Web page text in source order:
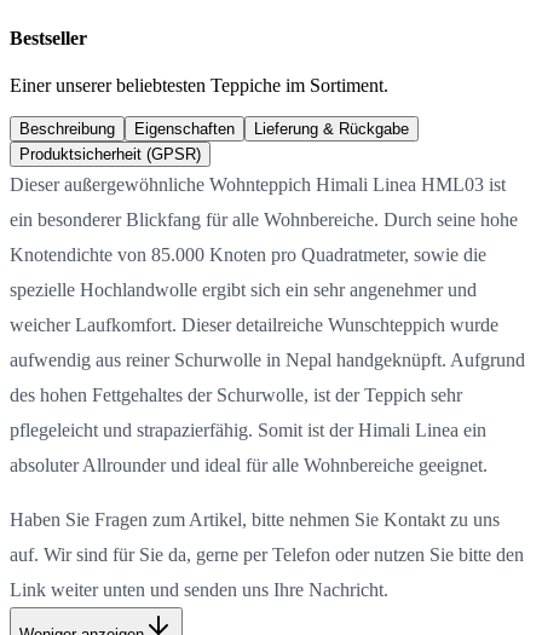
Bestseller
Einer unserer beliebtesten Teppiche im Sortiment.
Beschreibung Eigenschaften
Lieferung & Rückgabe
Produktsicherheit (GPSR)
Dieser außergewöhnliche Wohnteppich Himali Linea HML03 ist
ein besonderer Blickfang für alle Wohnbereiche. Durch seine hohe
Knotendichte von 85.000 Knoten pro Quadratmeter, sowie die
spezielle Hochlandwolle ergibt sich ein sehr angenehmer und
weicher Laufkomfort. Dieser detailreiche Wunschteppich wurde
aufwendig aus reiner Schurwolle in Nepal handgeknüpft. Aufgrund
des hohen Fettgehaltes der Schurwolle, ist der Teppich sehr
pflegeleicht und strapazierfähig. Somit ist der Himali Linea ein
absoluter Allrounder und ideal für alle Wohnbereiche geeignet.
Haben Sie Fragen zum Artikel, bitte nehmen Sie Kontakt zu uns
auf. Wir sind für Sie da, gerne per Telefon oder nutzen Sie bitte den
Link weiter unten und senden uns Ihre Nachricht.